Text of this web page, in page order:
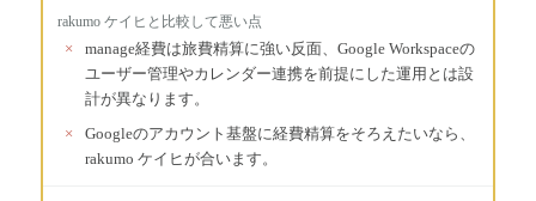
rakumo ケイヒ と比較して悪い点
×
manage経費は旅費精算に強い反面、Google Workspaceの
ユーザー管理やカレンダー連携を前提にした運用とは設
計が異なります。
×
Googleのアカウント基盤に経費精算をそろえたいなら、
rakumo ケイヒが合います。